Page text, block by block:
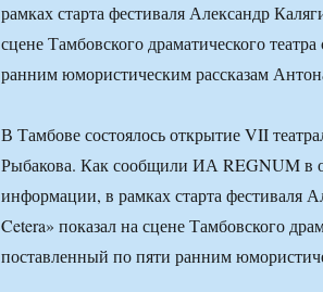
рамках старта фестиваля Александр
сцене Тамбовского драматического
ранним юмористическим рассказам
В Тамбове состоялось открытие VII
Рыбакова. Как сообщили ИА REGNUM в
информации, в рамках старта фестиваля
Cetera» показал на сцене Тамбовского
поставленный по пяти ранним